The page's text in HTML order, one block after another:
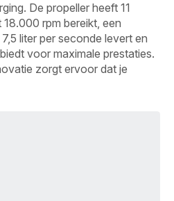
De propeller heeft 11
rpm bereikt, een
liter per seconde levert en
voor maximale prestaties.
zorgt ervoor dat je